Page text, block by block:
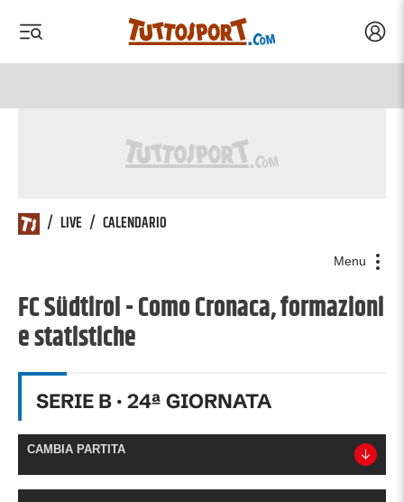
/ LIVE / CALENDARIO
Menu
FC Südtirol - Como Cronaca, formazioni
e statistiche
SERIE B · 24ª GIORNATA
CAMBIA PARTITA